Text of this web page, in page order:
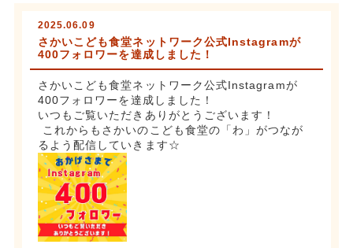
2025.06.09
さかいこども食堂ネットワーク公式Instagramが
400フォロワーを達成しました！
さかいこども食堂ネットワーク公式Instagramが
400フォロワーを達成しました！
いつもご覧いただきありがとうございます！
これからもさかいのこども食堂の「わ」がつなが
るよう配信していきます☆